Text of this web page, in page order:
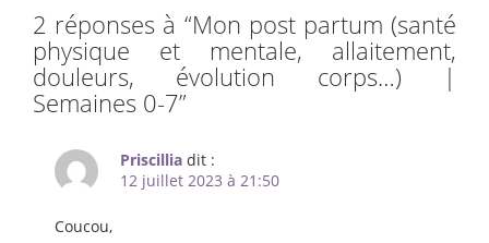
2 réponses à “Mon post partum (santé
physique et mentale, allaitement,
douleurs, évolution corps…) |
Semaines 0-7”
Priscillia dit :
12 juillet 2023 à 21:50
Coucou,